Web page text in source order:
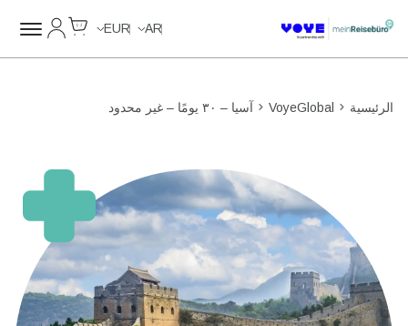
AR
EUR
الرئيسية VoyeGlobal آسيا – ٣٠ يومًا – غير محدود